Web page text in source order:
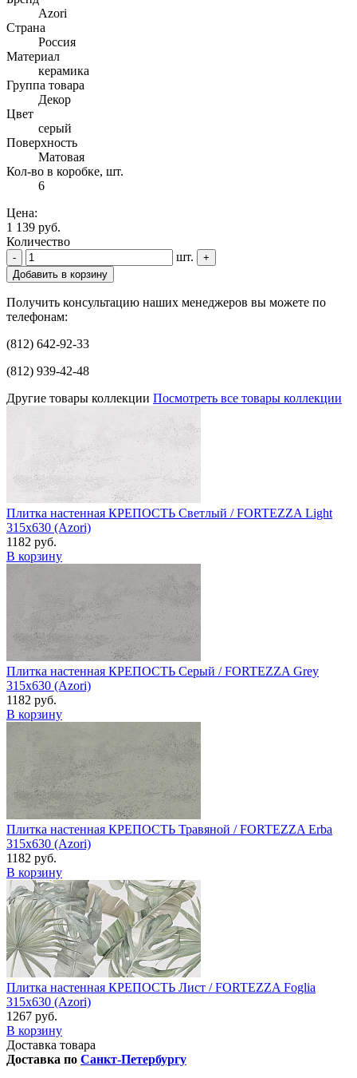
Azori
Страна
Россия
Материал
керамика
Группа товара
Декор
Цвет
серый
Поверхность
Матовая
Кол-во в коробке, шт.
6
Цена:
1 139 руб.
Количество
- шт.
+
Добавить в корзину
Получить консультацию наших менеджеров вы можете по
телефонам:
(812) 642-92-33
(812) 939-42-48
Другие товары коллекции Посмотреть все товары коллекции
Плитка настенная КРЕПОСТЬ Светлый / FORTEZZA Light
315x630 (Azori)
1182 руб.
В корзину
Плитка настенная КРЕПОСТЬ Серый / FORTEZZA Grey
315x630 (Azori)
1182 руб.
В корзину
Плитка настенная КРЕПОСТЬ Травяной / FORTEZZA Erba
315x630 (Azori)
1182 руб.
В корзину
Плитка настенная КРЕПОСТЬ Лист / FORTEZZA Foglia
315x630 (Azori)
1267 руб.
В корзину
Доставка товара
Доставка по Санкт-Петербургу